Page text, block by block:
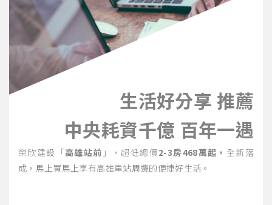
生活好分享 推薦
中央耗資千億 百年一遇
榮欣建設「高雄站前 」，超低總價2-3房468萬起， 全新落
成，馬上買馬上享有高雄車站周邊的便捷好生活。